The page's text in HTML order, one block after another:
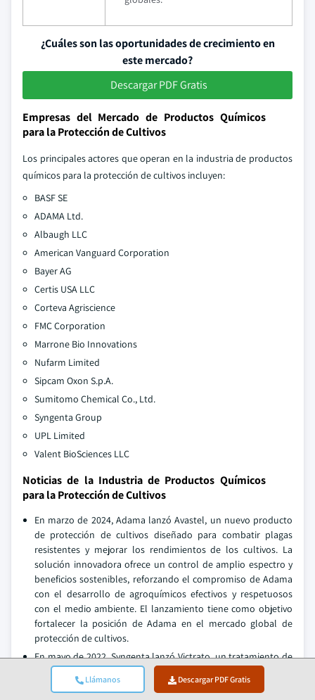
Llámanos Descargar PDF Gratis
¿Cuáles son las oportunidades de crecimiento en
este mercado?
Descargar PDF Gratis
Empresas del Mercado de Productos Químicos
para la Protección de Cultivos
Los principales actores que operan en la industria de productos
químicos para la protección de cultivos incluyen:
BASF SE
ADAMA Ltd.
Albaugh LLC
American Vanguard Corporation
Bayer AG
Certis USA LLC
Corteva Agriscience
FMC Corporation
Marrone Bio Innovations
Nufarm Limited
Sipcam Oxon S.p.A.
Sumitomo Chemical Co., Ltd.
Syngenta Group
UPL Limited
Valent BioSciences LLC
Noticias de la Industria de Productos Químicos
para la Protección de Cultivos
En marzo de 2024, Adama lanzó Avastel, un nuevo producto
de protección de cultivos diseñado para combatir plagas
resistentes y mejorar los rendimientos de los cultivos. La
solución innovadora ofrece un control de amplio espectro y
beneficios sostenibles, reforzando el compromiso de Adama
con el desarrollo de agroquímicos efectivos y respetuosos
con el medio ambiente. El lanzamiento tiene como objetivo
fortalecer la posición de Adama en el mercado global de
protección de cultivos.
En mayo de 2022, Syngenta lanzó Victrato, un tratamiento de
semillas a través de su segmento de cuidado de semillas, que
se dirige a nematodos y hongos importantes transmitidos